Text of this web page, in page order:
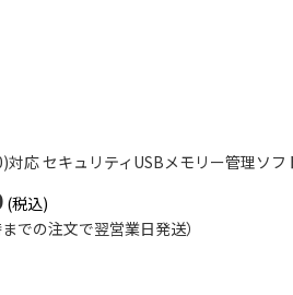
対応 セキュリティUSBメモリー管理ソ
での注文で翌営業日発送）